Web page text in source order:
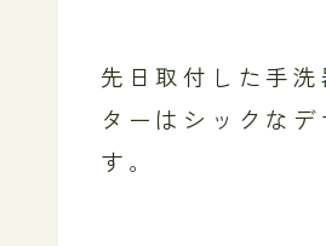
先日取付した手洗
ターはシックな
す。